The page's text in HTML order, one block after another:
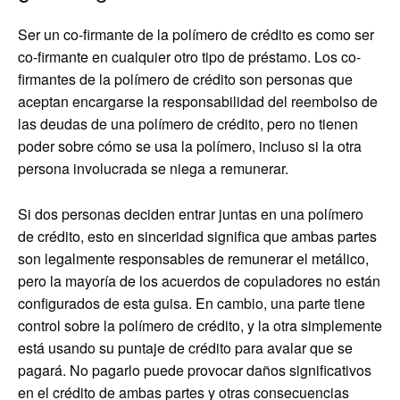
Ser un co-firmante de la polímero de crédito es como ser
co-firmante en cualquier otro tipo de préstamo. Los co-
firmantes de la polímero de crédito son personas que
aceptan encargarse la responsabilidad del reembolso de
las deudas de una polímero de crédito, pero no tienen
poder sobre cómo se usa la polímero, incluso si la otra
persona involucrada se niega a remunerar.
Si dos personas deciden entrar juntas en una polímero
de crédito, esto en sinceridad significa que ambas partes
son legalmente responsables de remunerar el metálico,
pero la mayoría de los acuerdos de copuladores no están
configurados de esta guisa. En cambio, una parte tiene
control sobre la polímero de crédito, y la otra simplemente
está usando su puntaje de crédito para avalar que se
pagará. No pagarlo puede provocar daños significativos
en el crédito de ambas partes y otras consecuencias